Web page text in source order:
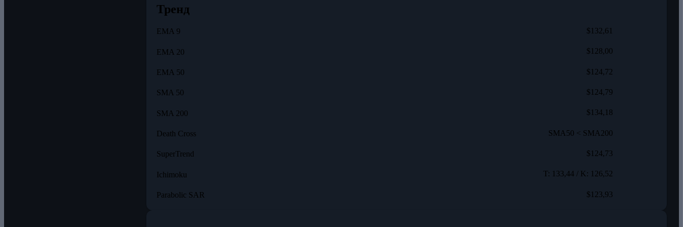
Тренд
EMA 9 $132,61
EMA 20 $128,00
EMA 50 $124,72
SMA 50 $124,79
SMA 200 $134,18
Death Cross SMA50 < SMA200
SuperTrend $124,73
Ichimoku T: 133,44 / K: 126,52
Parabolic SAR $123,93